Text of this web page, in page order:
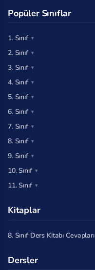
Popüler Sınıflar
1. Sınıf
2. Sınıf
3. Sınıf
4. Sınıf
5. Sınıf
6. Sınıf
7. Sınıf
8. Sınıf
9. Sınıf
10. Sınıf
11. Sınıf
Kitaplar
8. Sınıf Ders Kitabı Cevapları
Dersler